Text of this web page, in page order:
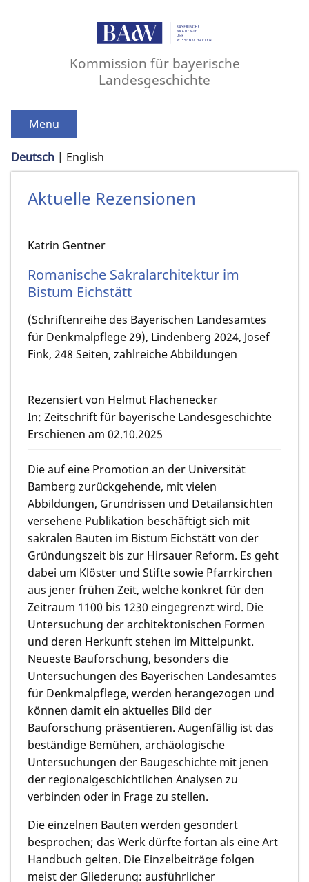
Kommission für bayerische
Landesgeschichte
Menu
Deutsch English
Aktuelle Rezensionen
Katrin Gentner
Romanische Sakralarchitektur im
Bistum Eichstätt
(Schriftenreihe des Bayerischen Landesamtes
für Denkmalpflege 29), Lindenberg 2024, Josef
Fink, 248 Seiten, zahlreiche Abbildungen
Rezensiert von Helmut Flachenecker
In: Zeitschrift für bayerische Landesgeschichte
Erschienen am 02.10.2025
Die auf eine Promotion an der Universität
Bamberg zurückgehende, mit vielen
Abbildungen, Grundrissen und Detailansichten
versehene Publikation beschäftigt sich mit
sakralen Bauten im Bistum Eichstätt von der
Gründungszeit bis zur Hirsauer Reform. Es geht
dabei um Klöster und Stifte sowie Pfarrkirchen
aus jener frühen Zeit, welche konkret für den
Zeitraum 1100 bis 1230 eingegrenzt wird. Die
Untersuchung der architektonischen Formen
und deren Herkunft stehen im Mittelpunkt.
Neueste Bauforschung, besonders die
Untersuchungen des Bayerischen Landesamtes
für Denkmalpflege, werden herangezogen und
können damit ein aktuelles Bild der
Bauforschung präsentieren. Augenfällig ist das
beständige Bemühen, archäologische
Untersuchungen der Baugeschichte mit jenen
der regionalgeschichtlichen Analysen zu
verbinden oder in Frage zu stellen.
Die einzelnen Bauten werden gesondert
besprochen; das Werk dürfte fortan als eine Art
Handbuch gelten. Die Einzelbeiträge folgen
meist der Gliederung: ausführlicher